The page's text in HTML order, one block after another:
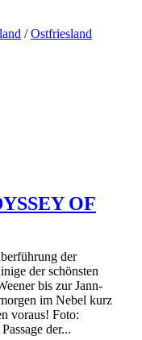
/Ostfriesland
OF
der
der schönsten
bis zur Jann-
im Nebel kurz
voraus! Foto:
der...